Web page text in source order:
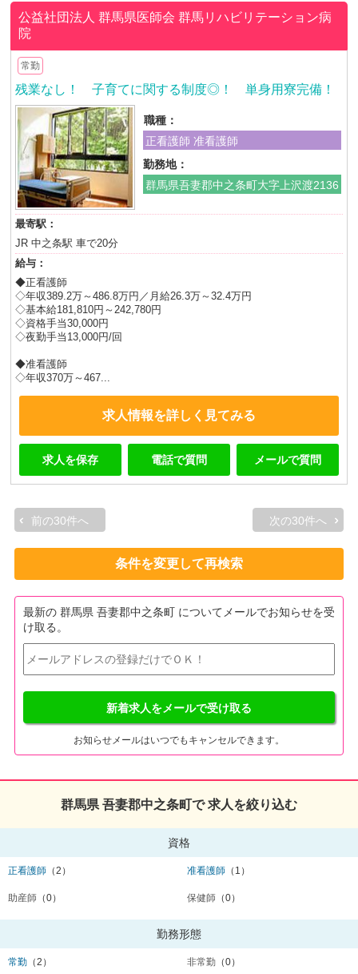
公益社団法人 群馬県医師会群馬リハビリテーション病
院
常勤
残業なし！ 子育てに関する制度◎！ 単身用寮完備！
職種：
正看護師 准看護師
勤務地：
群馬県吾妻郡中之条町大字上沢渡2136
最寄駅：
JR 中之条駅 車で20分
給与：
◆正看護師
◇年収389.2万～486.8万円／月給26.3万～32.4万円
◇基本給181,810円～242,780円
◇資格手当30,000円
◇夜勤手当13,000円/回
◆准看護師
◇年収370万～467...
求人情報を詳しく見てみる
求人を保存 電話で質問 メールで質問
前の30件へ 次の30件へ
条件を変更して再検索
最新の 群馬県 吾妻郡中之条町 についてメールでお知らせを受
け取る。
新着求人をメールで受け取る
お知らせメールはいつでもキャンセルできます。
群馬県 吾妻郡中之条町で 求人を絞り込む
資格
正看護師 （2） 准看護師 （1）
助産師 （0） 保健師 （0）
勤務形態
常勤 （2） 非常勤 （0）